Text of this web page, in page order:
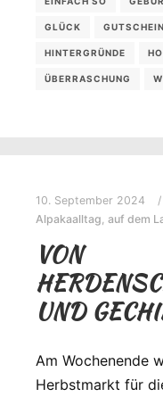
GLÜCK GUTSCHEIN
HINTERGRÜNDE
ÜBERRASCHUNG
10. September 2024
Alpakaalltag, auf dem
VON
UND
Am Wochenende
Herbstmarkt für